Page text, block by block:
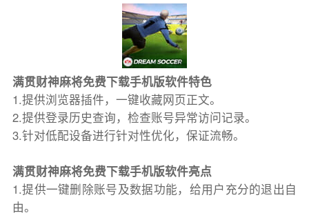
满贯财神麻将免费下载手机版软件特色
1.提供浏览器插件，一键收藏网页正文。
2.提供登录历史查询，检查账号异常访问记录。
3.针对低配设备进行针对性优化，保证流畅。
满贯财神麻将免费下载手机版软件亮点
1.提供一键删除账号及数据功能，给用户充分的退出自
由。